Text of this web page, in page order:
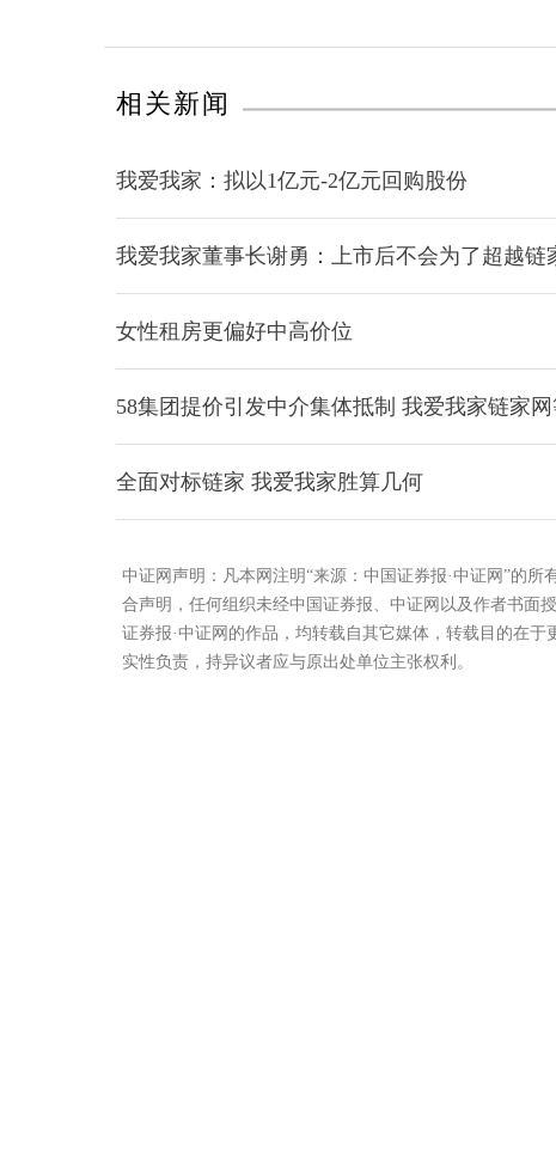
相关新闻
我爱我家：拟以1亿元-2亿元回购股份
我爱我家董事长谢勇：上市后不会为了超越链
女性租房更偏好中高价位
58集团提价引发中介集体抵制 我爱我家链家
全面对标链家 我爱我家胜算几何
中证网声明：凡本网注明“来源：中国证券报·中证网”的
合声明，任何组织未经中国证券报、中证网以及作者书面
证券报·中证网的作品，均转载自其它媒体，转载目的在
实性负责，持异议者应与原出处单位主张权利。